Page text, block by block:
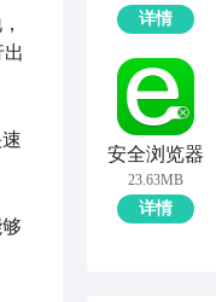
详情
安全浏览器
23.63MB
详情